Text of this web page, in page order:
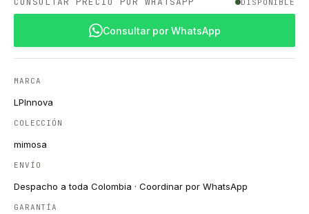
DISPONIBLE
Consultar por WhatsApp
MARCA
LPInnova
COLECCIÓN
mimosa
ENVÍO
Despacho a toda Colombia · Coordinar por WhatsApp
GARANTÍA